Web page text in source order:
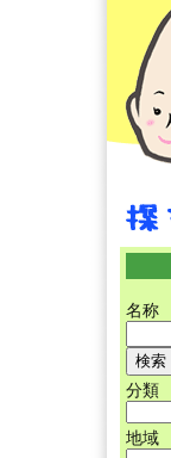
名称
分類
地域